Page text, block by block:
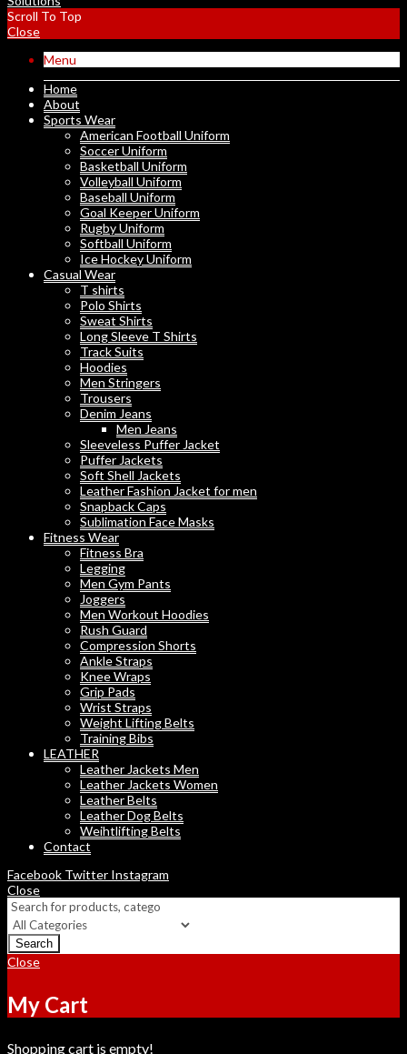
Scroll To Top
Close
Menu
Home
About
Sports Wear
American Football Uniform
Soccer Uniform
Basketball Uniform
Volleyball Uniform
Baseball Uniform
Goal Keeper Uniform
Rugby Uniform
Softball Uniform
Ice Hockey Uniform
Casual Wear
T shirts
Polo Shirts
Sweat Shirts
Long Sleeve T Shirts
Track Suits
Hoodies
Men Stringers
Trousers
Denim Jeans
Men Jeans
Sleeveless Puffer Jacket
Puffer Jackets
Soft Shell Jackets
Leather Fashion Jacket for men
Snapback Caps
Sublimation Face Masks
Fitness Wear
Fitness Bra
Legging
Men Gym Pants
Joggers
Men Workout Hoodies
Rush Guard
Compression Shorts
Ankle Straps
Knee Wraps
Grip Pads
Wrist Straps
Weight Lifting Belts
Training Bibs
LEATHER
Leather Jackets Men
Leather Jackets Women
Leather Belts
Leather Dog Belts
Weihtlifting Belts
Contact
Facebook Twitter Instagram
Close
Search
Close
My Cart
Shopping cart is empty!